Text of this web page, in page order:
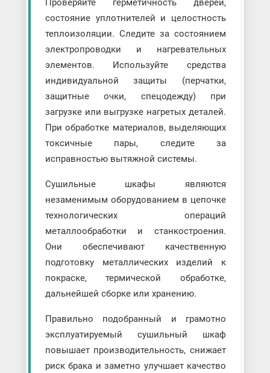
Проверяйте герметичность дверей,
состояние уплотнителей и целостность
теплоизоляции. Следите за состоянием
электропроводки и нагревательных
элементов. Используйте средства
индивидуальной защиты (перчатки,
защитные очки, спецодежду) при
загрузке или выгрузке нагретых деталей.
При обработке материалов, выделяющих
токсичные пары, следите за
исправностью вытяжной системы.
Сушильные шкафы являются
незаменимым оборудованием в цепочке
технологических операций
металлообработки и станкостроения.
Они обеспечивают качественную
подготовку металлических изделий к
покраске, термической обработке,
дальнейшей сборке или хранению.
Правильно подобранный и грамотно
эксплуатируемый сушильный шкаф
повышает производительность, снижает
риск брака и заметно улучшает качество